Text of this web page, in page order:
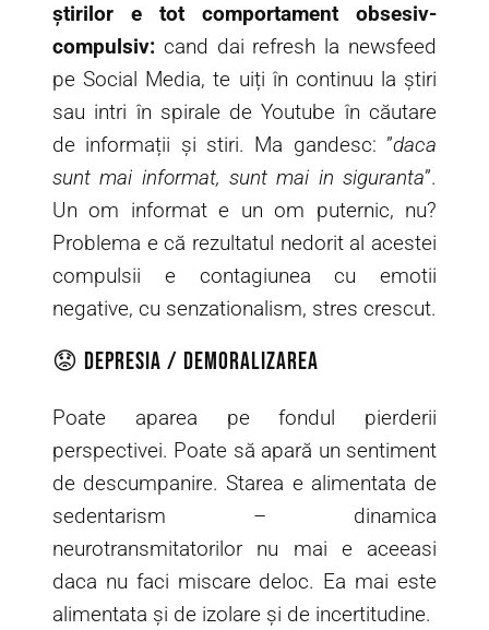
știrilor e tot comportament obsesiv-
compulsiv: cand dai refresh la newsfeed
pe Social Media, te uiți în continuu la știri
sau intri în spirale de Youtube în căutare
de informații și stiri. Ma gandesc: ”daca
sunt mai informat, sunt mai in siguranta”.
Un om informat e un om puternic, nu?
Problema e că rezultatul nedorit al acestei
compulsii e contagiunea cu emotii
negative, cu senzationalism, stres crescut.
😟 Depresia / demoralizarea
Poate aparea pe fondul pierderii
perspectivei. Poate să apară un sentiment
de descumpanire. Starea e alimentata de
sedentarism – dinamica
neurotransmitatorilor nu mai e aceeasi
daca nu faci miscare deloc. Ea mai este
alimentata și de izolare și de incertitudine.